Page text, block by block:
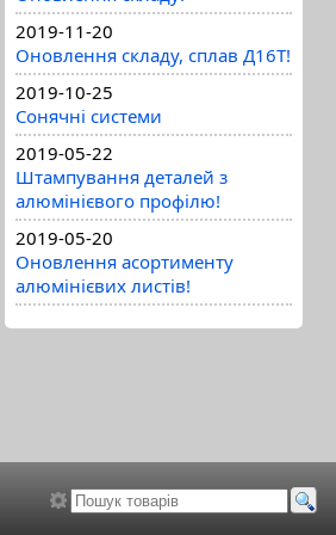
2019-11-20
Оновлення складу, сплав Д16Т!
2019-10-25
Сонячні системи
2019-05-22
Штампування деталей з
алюмінієвого профілю!
2019-05-20
Оновлення асортименту
алюмінієвих листів!